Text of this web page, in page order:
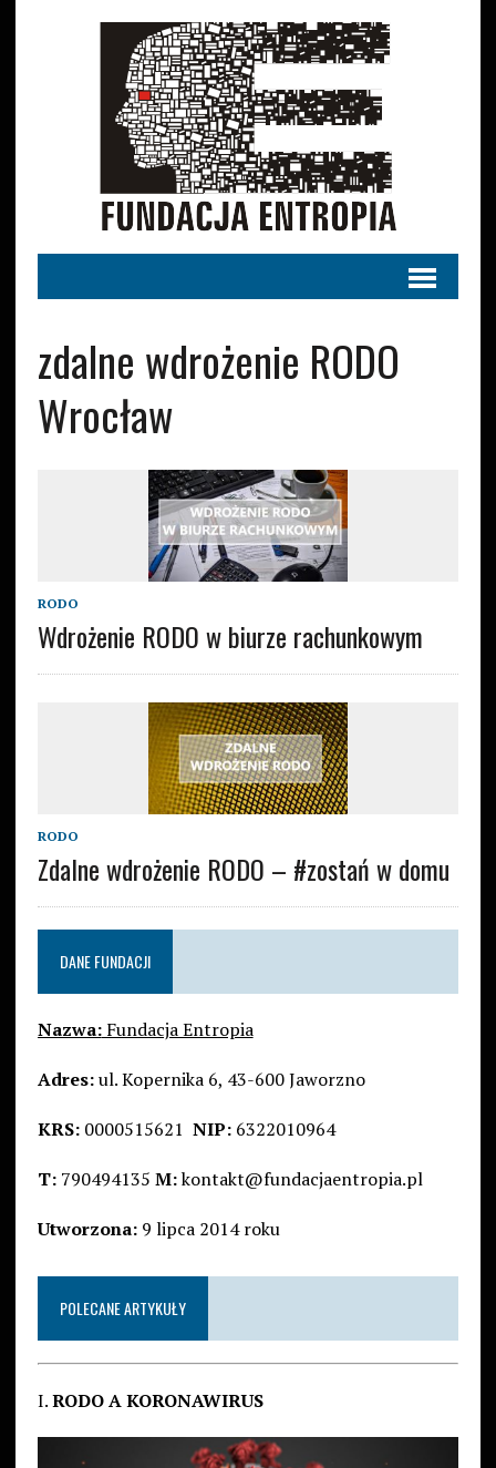
zdalne wdrożenie RODO
Wrocław
RODO
Wdrożenie RODO w biurze rachunkowym
RODO
Zdalne wdrożenie RODO – #zostań w domu
DANE FUNDACJI
Nazwa:Fundacja Entropia
Adres:ul. Kopernika 6, 43-600 Jaworzno
KRS: 0000515621 NIP: 6322010964
T:790494135 M:kontakt@fundacjaentropia.pl
Utworzona:9 lipca 2014 roku
POLECANE ARTYKUŁY
I.RODO A KORONAWIRUS